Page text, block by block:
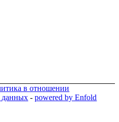
в отношении
данных -powered by Enfold